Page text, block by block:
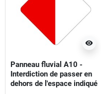
visibility
Panneau fluvial A10 -
Interdiction de passer en
dehors de l'espace indiqué